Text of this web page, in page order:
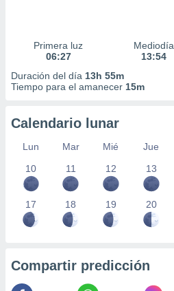
Primera luz
06:27
Mediodía
13:54
Duración del día 13h 55m
Tiempo para el amanecer 15m
Calendario lunar
Lun Mar Mié Jue
10
11 12 13
17 18 19 20
Compartir predicción